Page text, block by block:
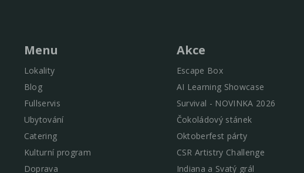
Menu
Lokality
Blog
Fullservis
Ubytování
Catering
Kulturní program
Doprava
Akce
Escape Box
AI Learning Showcase
Survival - NOVINKA 2026
Čokoládový stánek
Oktoberfest párty
CSR Artistry Challenge
Indiana a Svatý grál